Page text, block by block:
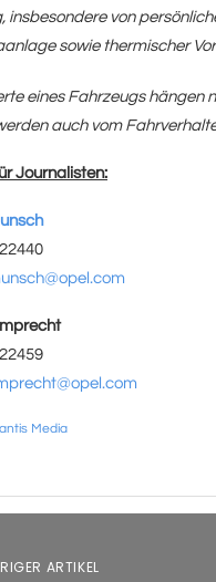
insbesondere von
sowie thermischer
eines Fahrzeugs hängen
auch vom
Journalisten:
Munsch
Media
ARTIKEL